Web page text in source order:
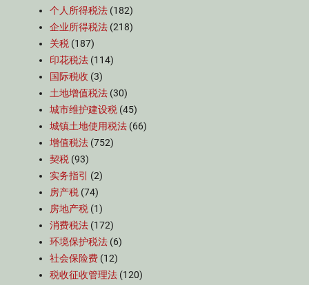
个人所得税法 (182)
企业所得税法 (218)
关税 (187)
印花税法 (114)
国际税收 (3)
土地增值税法 (30)
城市维护建设税 (45)
城镇土地使用税法 (66)
增值税法 (752)
契税 (93)
实务指引
(2)
房产税 (74)
房地产税 (1)
消费税法 (172)
环境保护税法 (6)
社会保险费 (12)
税收征收管理法 (120)